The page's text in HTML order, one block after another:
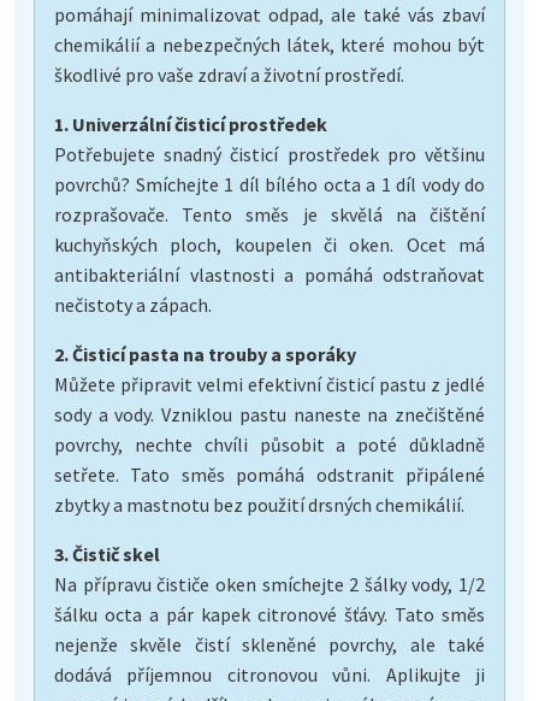
pomáhají minimalizovat odpad, ale také vás zbaví
chemikálií a nebezpečných látek, které mohou být
škodlivé pro vaše zdraví a životní prostředí.
1. Univerzální čisticí prostředek
Potřebujete snadný čisticí prostředek pro většinu
povrchů? Smíchejte 1 díl bílého octa a 1 díl vody do
rozprašovače. Tento směs je skvělá na čištění
kuchyňských ploch, koupelen či oken. Ocet má
antibakteriální vlastnosti a pomáhá odstraňovat
nečistoty a zápach.
2. Čisticí pasta na trouby a sporáky
Můžete připravit velmi efektivní čisticí pastu z jedlé
sody a vody. Vzniklou pastu naneste na znečištěné
povrchy, nechte chvíli působit a poté důkladně
setřete. Tato směs pomáhá odstranit připálené
zbytky a mastnotu bez použití drsných chemikálií.
3. Čistič skel
Na přípravu čističe oken smíchejte 2 šálky vody, 1/2
šálku octa a pár kapek citronové šťávy. Tato směs
nejenže skvěle čistí skleněné povrchy, ale také
dodává příjemnou citronovou vůni. Aplikujte ji